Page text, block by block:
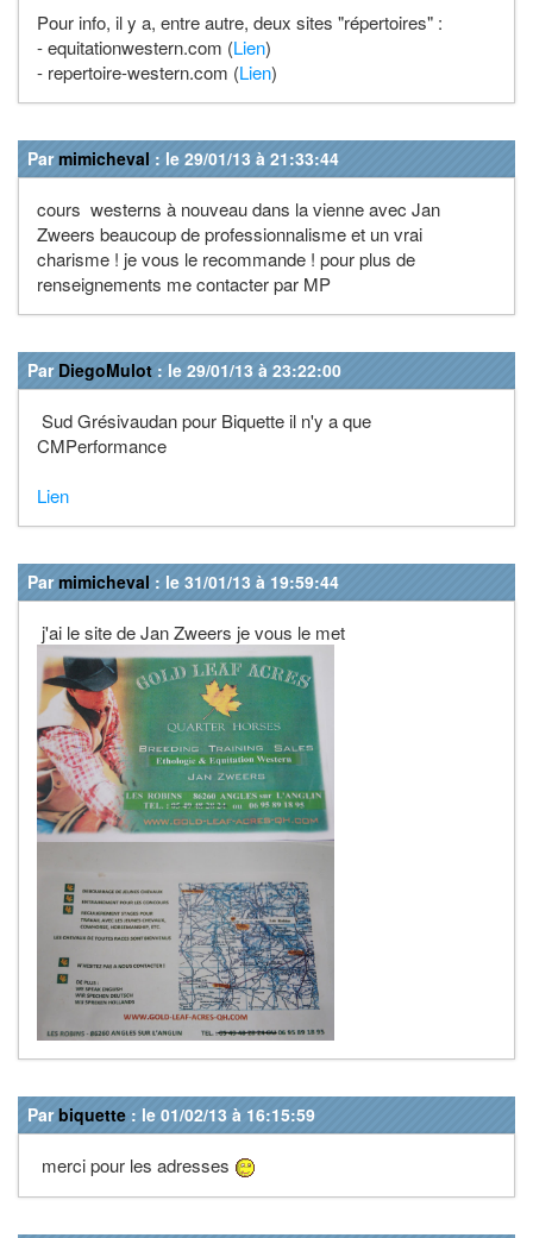
Pour info, il y a, entre autre, deux sites "répertoires" :
- equitationwestern.com (Lien)
- repertoire-western.com (Lien)
Parmimicheval : le 29/01/13 à 21:33:44
cours westerns à nouveau dans la vienne avec Jan
Zweers beaucoup de professionnalisme et un vrai
charisme ! je vous le recommande ! pour plus de
renseignements me contacter par MP
Par DiegoMulot : le 29/01/13 à 23:22:00
Sud Grésivaudan pour Biquette il n'y a que
CMPerformance
Lien
Parmimicheval : le 31/01/13 à 19:59:44
j'ai le site de Jan Zweers je vous le met
Parbiquette : le 01/02/13 à 16:15:59
merci pour les adresses